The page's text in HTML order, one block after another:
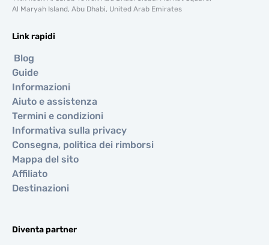
Al Maryah Island, Abu Dhabi, United Arab Emirates
Link rapidi
Blog
Guide
Informazioni
Aiuto e assistenza
Termini e condizioni
Informativa sulla privacy
Consegna, politica dei rimborsi
Mappa del sito
Affiliato
Destinazioni
Diventa partner